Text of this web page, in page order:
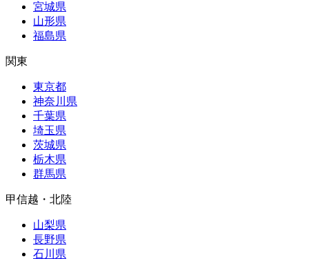
宮城県
山形県
福島県
関東
東京都
神奈川県
千葉県
埼玉県
茨城県
栃木県
群馬県
甲信越・北陸
山梨県
長野県
石川県